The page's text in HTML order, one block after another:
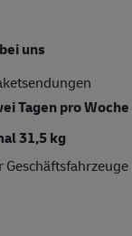
uns
Tagen pro Woche
31,5 kg